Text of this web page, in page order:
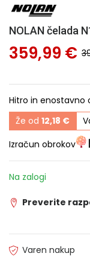
NOLAN čelada
359,99 €
Hitro in enostavno
Že od 12,18 €
Izračun obrokov
Na zalogi
Preverite
Varen nakup